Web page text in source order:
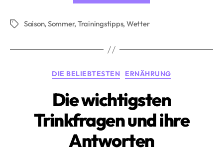
in
Hitze»
Schlagwörter
Saison,Sommer,Trainingstipps,Wetter
Kategorien
DIE BELIEBTESTEN ERNÄHRUNG
Die wichtigsten
Trinkfragen und ihre
Antworten